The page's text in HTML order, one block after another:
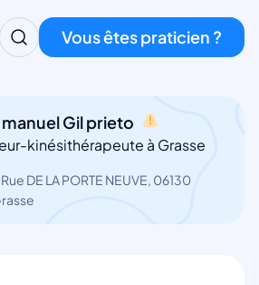
Vous êtes praticien ?
manuel Gil prieto
kinésithérapeute à Grasse
DE LA PORTE NEUVE, 06130